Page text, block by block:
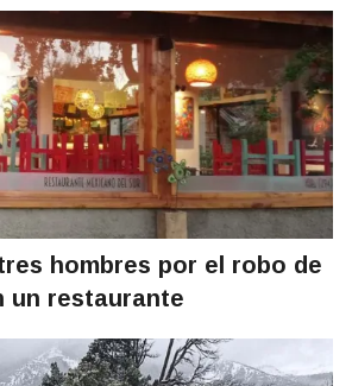
hombres por el robo de
un restaurante